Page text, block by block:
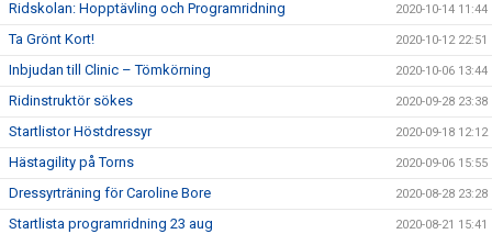
Ridskolan: Hopptävling och Programridning 2020-10-14 11:44
Ta Grönt Kort! 2020-10-12 22:51
Inbjudan till Clinic – Tömkörning 2020-10-06 13:44
Ridinstruktör sökes 2020-09-28 23:38
Startlistor Höstdressyr 2020-09-18 12:12
Hästagility på Torns 2020-09-06 15:55
Dressyrträning för Caroline Bore 2020-08-28 23:28
Startlista programridning 23 aug 2020-08-21 15:41